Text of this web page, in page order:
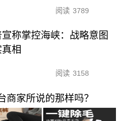
阅读 3789
称掌控海峡：战略意图
相
阅读 3158
商家所说的那样吗？